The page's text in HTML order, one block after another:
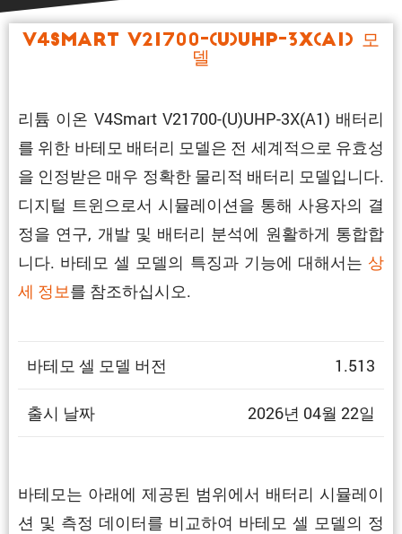
V4Smart V21700-(U)UHP-3X(A1) 모
델
리튬 이온 V4Smart V21700-(U)UHP-3X(A1) 배터리
를 위한 바테모 배터리 모델은 전 세계적으로 유효성
을 인정받은 매우 정확한 물리적 배터리 모델입니다.
디지털 트윈으로서 시뮬레이션을 통해 사용자의 결
정을 연구, 개발 및 배터리 분석에 원활하게 통합합
니다. 바테모 셀 모델의 특징과 기능에 대해서는 상
세 정보를 참조하십시오.
바테모 셀 모델 버전 1.513
출시 날짜 2026년 04월 22일
바테모는 아래에 제공된 범위에서 배터리 시뮬레이
션 및 측정 데이터를 비교하여 바테모 셀 모델의 정